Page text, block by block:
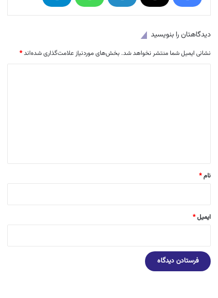
دیدگاهتان را بنویسید
نشانی ایمیل شما منتشر نخواهد شد. بخش‌های موردنیاز علامت‌گذاری شده‌اند*
نام*
ایمیل*